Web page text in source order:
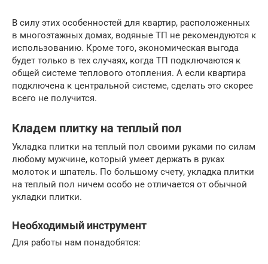
В силу этих особенностей для квартир, расположенных
в многоэтажных домах, водяные ТП не рекомендуются к
использованию. Кроме того, экономическая выгода
будет только в тех случаях, когда ТП подключаются к
общей системе теплового отопления. А если квартира
подключена к центральной системе, сделать это скорее
всего не получится.
Кладем плитку на теплый пол
Укладка плитки на теплый пол своими руками по силам
любому мужчине, который умеет держать в руках
молоток и шпатель. По большому счету, укладка плитки
на теплый пол ничем особо не отличается от обычной
укладки плитки.
Необходимый инструмент
Для работы нам понадобятся: